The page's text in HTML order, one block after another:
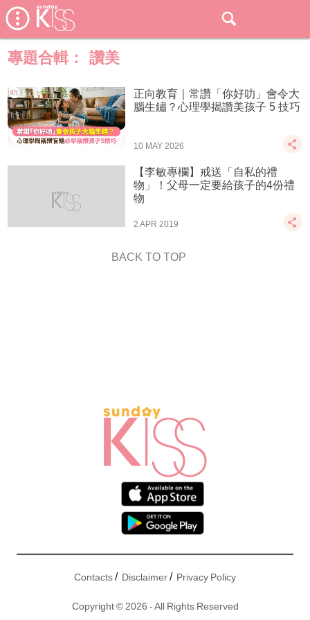
專題合輯： 讚美
正向教育｜常讚「你好叻」會令大
腦生鏽？心理學揭讚美孩子 5 技巧
10 MAY 2026
【李敏專欄】戒送「自私的禮
物」！父母一定要給孩子的4份禮
物
2 APR 2019
BACK TO TOP
Contacts/ Disclaimer/ Privacy Policy
Copyright © 2026 - All Rights Reserved